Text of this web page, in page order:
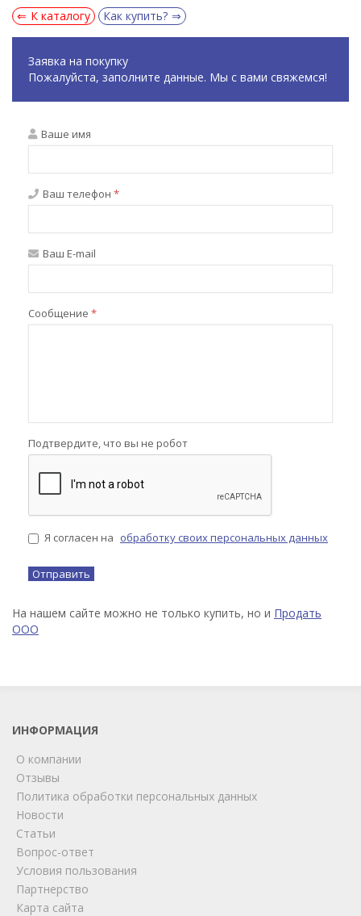
К каталогу Как купить?
Заявка на покупку
Пожалуйста, заполните данные. Мы с вами свяжемся!
Ваше имя
Ваш телефон *
Ваш E-mail
Сообщение *
Подтвердите, что вы не робот
Я согласен на обработку своих персональных данных
На нашем сайте можно не только купить, но и Продать
ООО
ИНФОРМАЦИЯ
О компании
Отзывы
Политика обработки персональных данных
Новости
Статьи
Вопрос-ответ
Условия пользования
Партнерство
Карта сайта
online